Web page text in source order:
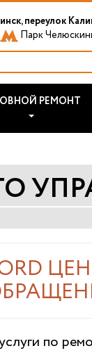
переулок
Парк
РЕМОНТ
по